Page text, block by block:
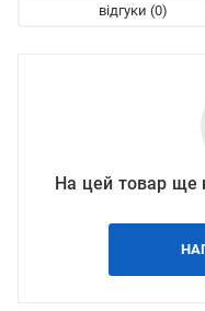
відгуки
На цей товар ще